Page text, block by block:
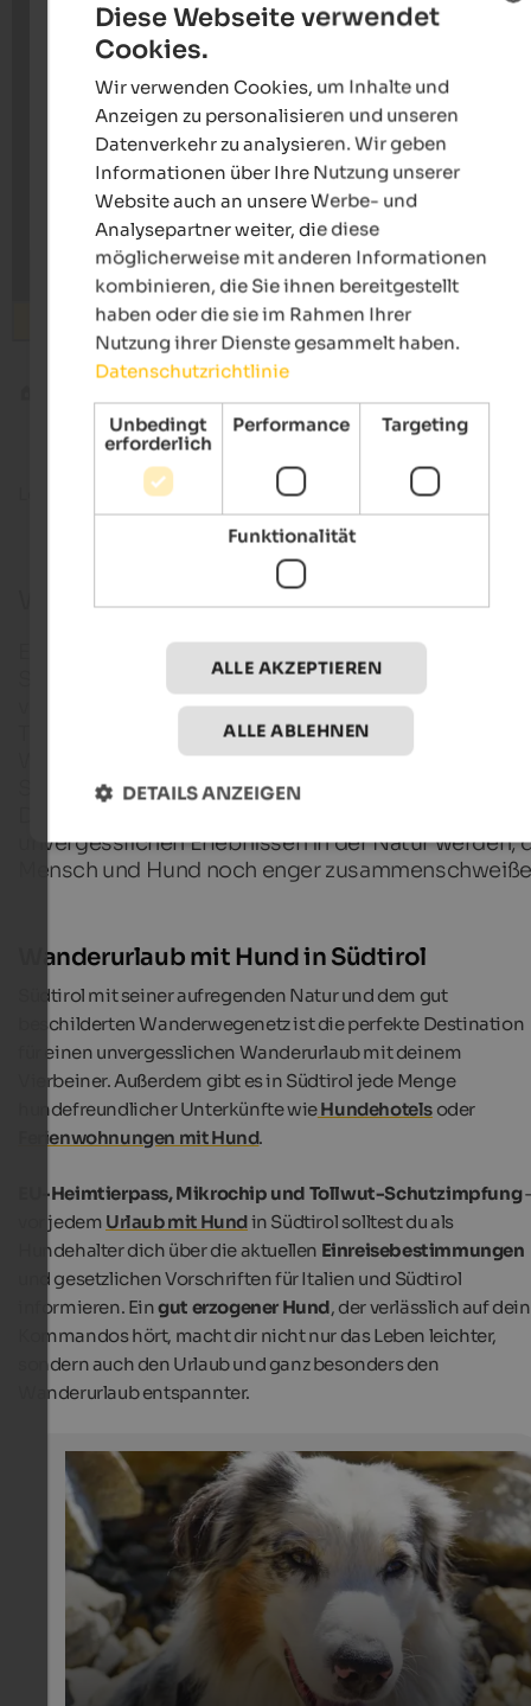
Minuten
Wandern mit Hund in den Dolomiten
Ein Wanderurlaub mit Hund in den Dolomiten in
Südtirol ist eine Superidee, allerdings solltest du
verantwortungsbewusster Hundebesitzer dabei
Tipps beachten, damit die Urlaubszeit mit
Wanderungen dir und deinem vierbeinigen
Spaß macht. Wir verraten dir, wie Wandertouren in
unvergesslichen Erlebnissen in der Natur werden,
Mensch und Hund noch enger
Wandern mit Hund in Südtirol
Südtirol mit seiner traumhaften Bergwelt und vielen
hundefreundlichen Unterkünften eignet sich perfekt
Wanderurlaub mit Hund.
Internet Consulting | Adam Ungericht
Wanderurlaub mit Hund in Südtirol
Südtirol mit seiner aufregenden Natur und dem gut
beschilderten Wanderwegenetz ist die perfekte Destination
für einen unvergesslichen Wanderurlaub mit deinem
Vierbeiner. Außerdem gibt es in Südtirol jede Menge
hundefreundlicher Unterkünfte wieHundehotels oder
Ferienwohnungen mit Hund.
EU-Heimtierpass, Mikrochip und Tollwut-Schutzimpfung
vor jedem Urlaub mit Hundin Südtirol solltest du als
Hundehalter dich über die aktuellen Einreisebestimmungen
und gesetzlichen Vorschriften für Italien und Südtirol
informieren. Eingut erzogener Hund, der verlässlich auf
Kommandos hört, macht dir nicht nur das Leben leichter,
sondern auch den Urlaub und ganz besonders den
Wanderurlaub entspannter.
GERMAN
Diese Webseite verwendet
Cookies.
Wir verwenden Cookies, um Inhalte und
Anzeigen zu personalisieren und unseren
Datenverkehr zu analysieren. Wir geben
Informationen über Ihre Nutzung unserer
Website auch an unsere Werbe- und
Analysepartner weiter, die diese
möglicherweise mit anderen Informationen
kombinieren, die Sie ihnen bereitgestellt
haben oder die sie im Rahmen Ihrer
Nutzung ihrer Dienste gesammelt haben.
Datenschutzrichtlinie
Unbedingt
erforderlich
Performance Targeting
Funktionalität
ALLE AKZEPTIEREN
ALLE ABLEHNEN
DETAILS ANZEIGEN